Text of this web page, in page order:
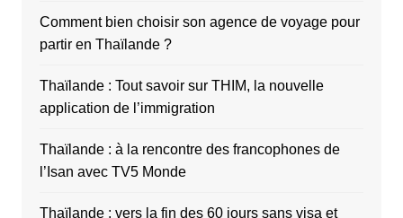
Comment bien choisir son agence de voyage pour
partir en Thaïlande ?
Thaïlande : Tout savoir sur THIM, la nouvelle
application de l’immigration
Thaïlande : à la rencontre des francophones de
l’Isan avec TV5 Monde
Thaïlande : vers la fin des 60 jours sans visa et